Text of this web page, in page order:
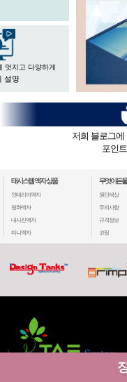
멋지고 다양하게
설명
저희 블로그
포인
태시스템 액자 상품
인테리어액자
명화액자
내사진액자
미니액자
무엇이든
원단색상
주의사항
규격정보
코팅